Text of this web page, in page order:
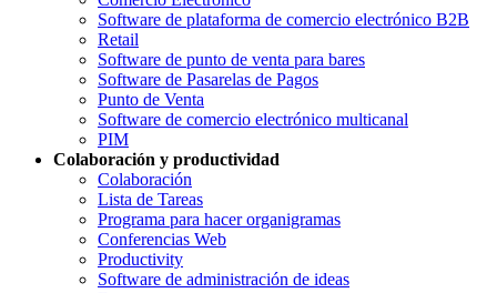
Software de plataforma de comercio electrónico B2B
Retail
Software de punto de venta para bares
Software de Pasarelas de Pagos
Punto de Venta
Software de comercio electrónico multicanal
PIM
Colaboración y productividad
Colaboración
Lista de Tareas
Programa para hacer organigramas
Conferencias Web
Productivity
Software de administración de ideas